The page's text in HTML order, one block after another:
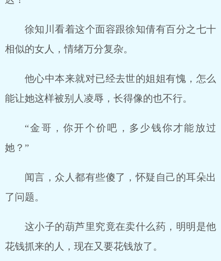
徐知川看着这个面容跟徐知倩有百分之七十
相似的女人，情绪万分复杂。
他心中本来就对已经去世的姐姐有愧，怎么
能让她这样被别人凌辱，长得像的也不行。
“金哥，你开个价吧，多少钱你才能放过
她？”
闻言，众人都有些傻了，怀疑自己的耳朵出
了问题。
这小子的葫芦里究竟在卖什么药，明明是他
花钱抓来的人，现在又要花钱放了。